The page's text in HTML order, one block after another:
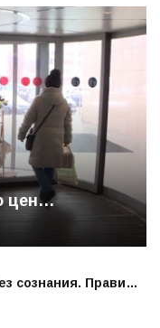
цен…
сознания. Прави…